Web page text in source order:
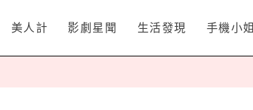
美人計 影劇星聞 生活發現 手機小姐